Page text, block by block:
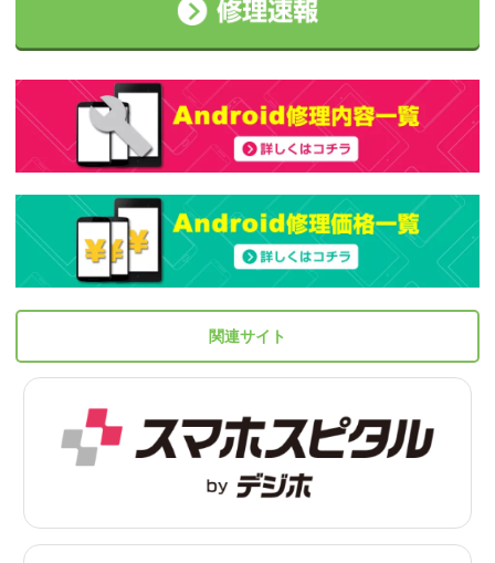
関連サイト